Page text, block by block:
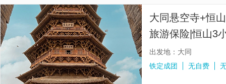
大同悬空寺+恒
旅游保险|恒山3
出发地：大同
铁定成团
无自费